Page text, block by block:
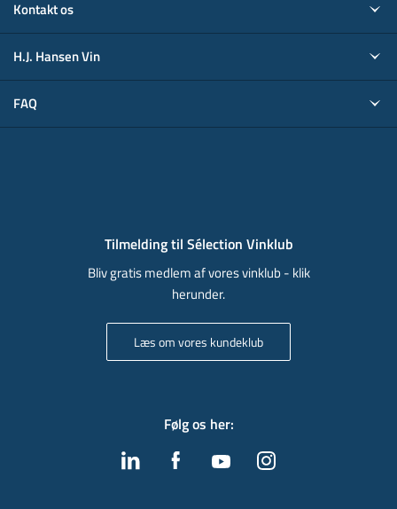
Kontakt os
H.J. Hansen Vin
FAQ
Tilmelding til Sélection Vinklub
Bliv gratis medlem af vores vinklub - klik
herunder.
Læs om vores kundeklub
Følg os her: